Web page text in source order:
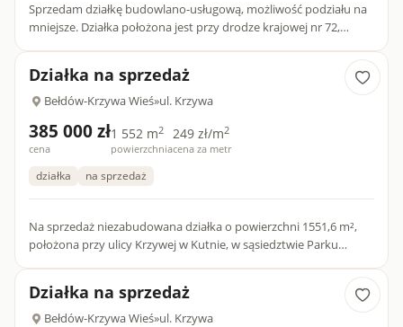
Sprzedam działkę budowlano-usługową, możliwość podziału na
mniejsze. Działka położona jest przy drodze krajowej nr 72,
Działka na sprzedaż
Bełdów-Krzywa Wieś»ul. Krzywa
385 000 zł
cena
1 552 m2
powierzchnia
249 zł/m2
cena za metr
działka na sprzedaż
Na sprzedaż niezabudowana działka o powierzchni 1551,6 m²,
położona przy ulicy Krzywej w Kutnie, w sąsiedztwie Parku
Działka na sprzedaż
Bełdów-Krzywa Wieś»ul. Krzywa